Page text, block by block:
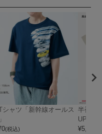
シャツ「新幹線オールス
(税込)
半袖T
UPER
¥5,720